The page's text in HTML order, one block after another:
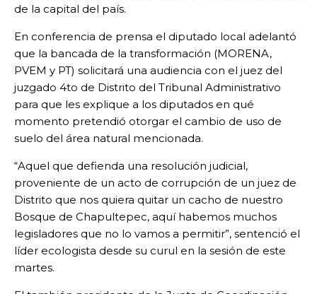
de la capital del país.
En conferencia de prensa el diputado local adelantó
que la bancada de la transformación (MORENA,
PVEM y PT) solicitará una audiencia con el juez del
juzgado 4to de Distrito del Tribunal Administrativo
para que les explique a los diputados en qué
momento pretendió otorgar el cambio de uso de
suelo del área natural mencionada.
“Aquel que defienda una resolución judicial,
proveniente de un acto de corrupción de un juez de
Distrito que nos quiera quitar un cacho de nuestro
Bosque de Chapultepec, aquí habemos muchos
legisladores que no lo vamos a permitir”, sentenció el
líder ecologista desde su curul en la sesión de este
martes.